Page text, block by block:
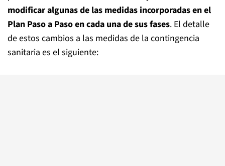
modificar algunas de las medidas incorporadas en el
Plan Paso a Paso en cada una de sus fases. El detalle
de estos cambios a las medidas de la contingencia
sanitaria es el siguiente: